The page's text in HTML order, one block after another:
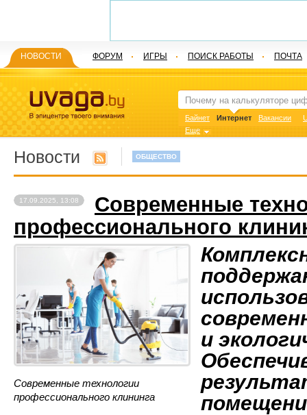
Новости ОБЩЕСТВО
17.09.2025, 13:08
Современные
профессионального
Современные технологии
профессионального клининга
и
Байнет Интернет Вакансии
Еще
НОВОСТИ ФОРУМ ИГРЫ ПОИСК РАБОТЫ ПОЧТА